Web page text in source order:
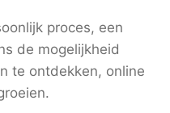
proces, een
de mogelijkheid
te ontdekken, online